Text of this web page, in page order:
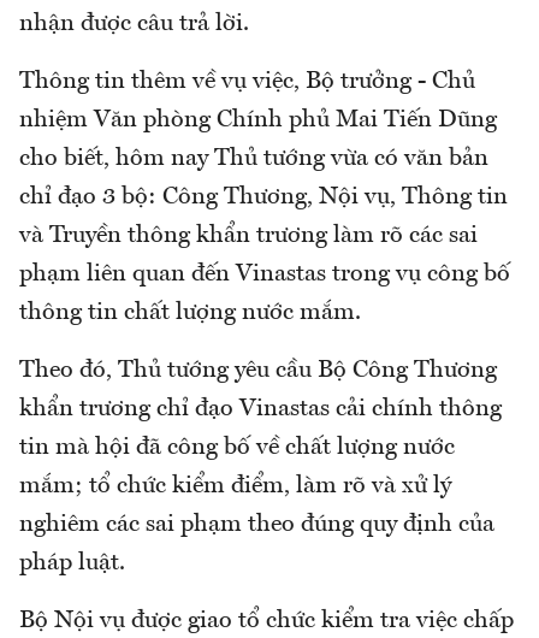
nhận được câu trả lời.
Thông tin thêm về vụ việc, Bộ trưởng - Chủ
nhiệm Văn phòng Chính phủ Mai Tiến Dũng
cho biết, hôm nay Thủ tướng vừa có văn bản
chỉ đạo 3 bộ: Công Thương, Nội vụ, Thông tin
và Truyền thông khẩn trương làm rõ các sai
phạm liên quan đến Vinastas trong vụ công bố
thông tin chất lượng nước mắm.
Theo đó, Thủ tướng yêu cầu Bộ Công Thương
khẩn trương chỉ đạo Vinastas cải chính thông
tin mà hội đã công bố về chất lượng nước
mắm; tổ chức kiểm điểm, làm rõ và xử lý
nghiêm các sai phạm theo đúng quy định của
pháp luật.
Bộ Nội vụ được giao tổ chức kiểm tra việc chấp